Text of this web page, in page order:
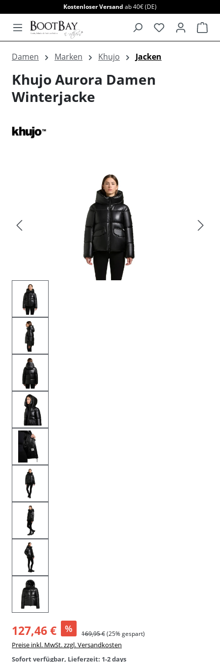
Kostenloser Versand ab 40€ (DE)
Damen Marken Khujo Jacken
Khujo Aurora Damen
Winterjacke
127,46 € % 169,95 €(25% gespart)
Preise inkl. MwSt. zzgl. Versandkosten
Sofort verfügbar, Lieferzeit: 1-2 days